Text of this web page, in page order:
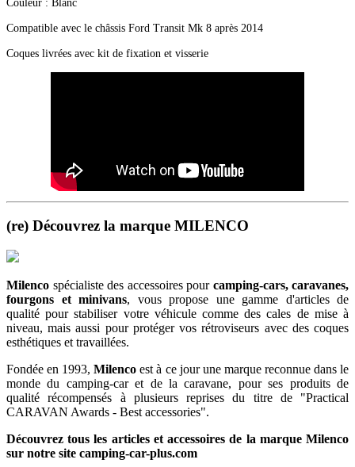
Couleur : Blanc
Compatible avec le châssis Ford Transit Mk 8 après 2014
Coques livrées avec kit de fixation et visserie
(re) Découvrez la marque MILENCO
Milenco spécialiste des accessoires pour camping-cars, caravanes,
fourgons et minivans, vous propose une gamme d'articles de
qualité pour stabiliser votre véhicule comme des cales de mise à
niveau, mais aussi pour protéger vos rétroviseurs avec des coques
esthétiques et travaillées.
Fondée en 1993, Milencoest à ce jour une marque reconnue dans le
monde du camping-car et de la caravane, pour ses produits de
qualité récompensés à plusieurs reprises du titre de "Practical
CARAVAN Awards - Best accessories".
Découvrez tous les articles et accessoires de la marque Milenco
sur notre site camping-car-plus.com